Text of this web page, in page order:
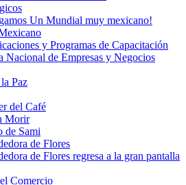
Un Mundial muy mexicano!
y Programas de Capacitación
Nacional de Empresas y Negocios
Paz
del Café
Morir
de Sami
de Flores
de Flores regresa a la gran pantalla
Comercio